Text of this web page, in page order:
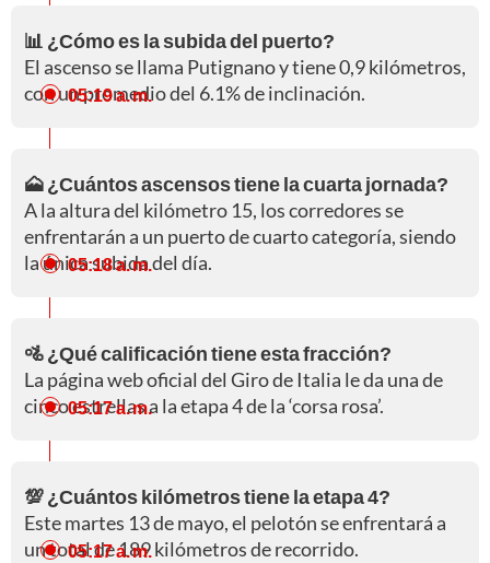
📊 ¿Cómo es la subida del puerto?
El ascenso se llama Putignano y tiene 0,9 kilómetros,
con un promedio del 6.1% de inclinación.
05:19 a. m.
🗻 ¿Cuántos ascensos tiene la cuarta jornada?
A la altura del kilómetro 15, los corredores se
enfrentarán a un puerto de cuarto categoría, siendo
la única subida del día.
05:18 a. m.
🚵 ¿Qué calificación tiene esta fracción?
La página web oficial del Giro de Italia le da una de
cinco estrellas a la etapa 4 de la ‘corsa rosa’.
05:17 a. m.
💯 ¿Cuántos kilómetros tiene la etapa 4?
Este martes 13 de mayo, el pelotón se enfrentará a
un total de 189 kilómetros de recorrido.
05:17 a. m.